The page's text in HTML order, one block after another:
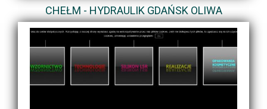
CHEŁM - HYDRAULIK GDAŃSK OLIWA